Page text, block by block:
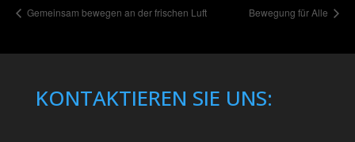
Gemeinsam bewegen an der frischen Luft Bewegung für Alle
KONTAKTIEREN SIE UNS: